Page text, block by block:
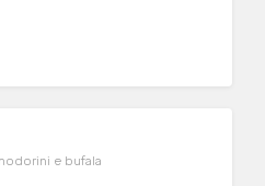
e bufala